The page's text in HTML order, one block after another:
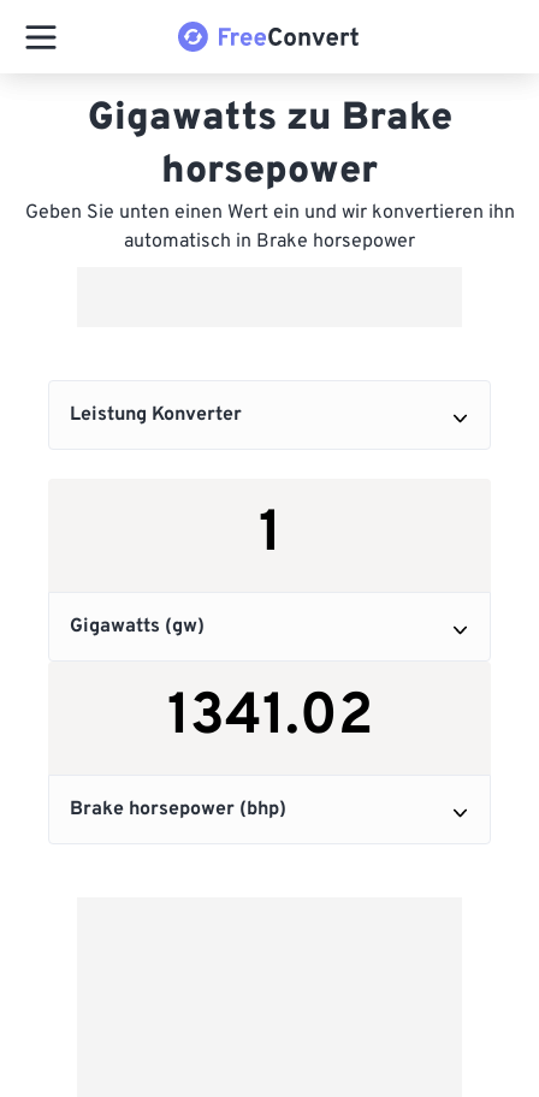
Gigawatts zu Brake
horsepower
Geben Sie unten einen Wert ein und wir konvertieren ihn
automatisch in Brake horsepower